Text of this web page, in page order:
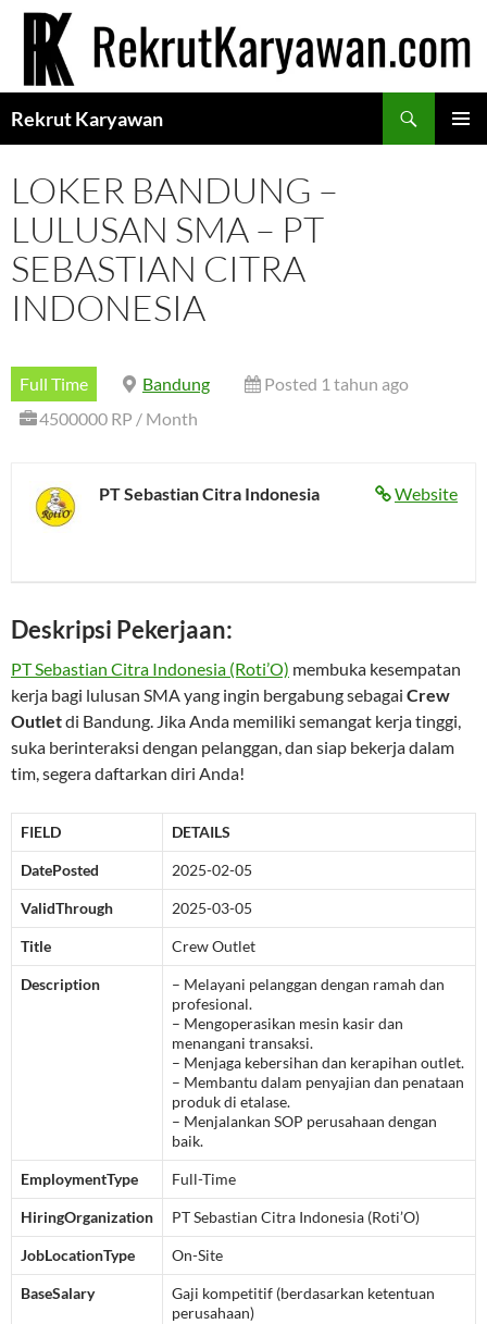
Langsung
Rekrut Karyawan
LOKER BANDUNG –
LULUSAN SMA – PT
SEBASTIAN CITRA
INDONESIA
Full Time Bandung
Posted 1 tahun ago
4500000 RP / Month
Website
PT Sebastian Citra Indonesia
Deskripsi Pekerjaan:
PT Sebastian Citra Indonesia (Roti’O) membuka kesempatan
kerja bagi lulusan SMA yang ingin bergabung sebagai Crew
Outletdi Bandung. Jika Anda memiliki semangat kerja tinggi,
suka berinteraksi dengan pelanggan, dan siap bekerja dalam
tim, segera daftarkan diri Anda!
FIELD DETAILS
DatePosted 2025-02-05
ValidThrough 2025-03-05
Title Crew Outlet
Description
– Melayani pelanggan dengan ramah dan
profesional.
– Mengoperasikan mesin kasir dan
menangani transaksi.
– Menjaga kebersihan dan kerapihan outlet.
– Membantu dalam penyajian dan penataan
produk di etalase.
– Menjalankan SOP perusahaan dengan
baik.
EmploymentType Full-Time
HiringOrganization PT Sebastian Citra Indonesia (Roti’O)
JobLocationType On-Site
BaseSalary
Gaji kompetitif (berdasarkan ketentuan
perusahaan)